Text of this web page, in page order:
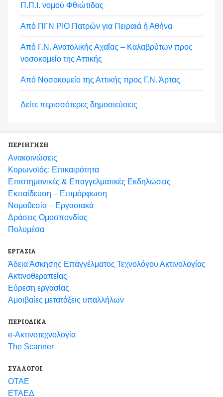
Π.Π.Ι. νομού Φθιώτιδας
Από ΠΓΝ ΡΙΟ Πατρών για Πειραιά ή Αθήνα
Από Γ.Ν. Ανατολικής Αχαΐας – Καλαβρύτων προς
νοσοκομείο της Αττικής
Από Νοσοκομείο της Αττικής προς Γ.Ν. Άρτας
Δείτε περισσότερες δημοσιεύσεις
ΠΕΡΙΗΓΗΣΗ
Ανακοινώσεις
Κορωνοϊός: Επικαιρότητα
Eπιστημονικές & Επαγγελματικές Eκδηλώσεις
Εκπαίδευση – Επιμόρφωση
Νομοθεσία – Εργασιακά
Δράσεις Ομοσπονδίας
Πολυμέσα
ΕΡΓΑΣΙΑ
Άδεια Άσκησης Επαγγέλματος Τεχνολόγου Ακτινολογίας
Ακτινοθεραπείας
Εύρεση εργασίας
Αμοιβαίες μετατάξεις υπαλλήλων
ΠΕΡΙΟΔΙΚΑ
e-Ακτινοτεχνολογία
The Scanner
ΣΥΛΛΟΓΟΙ
ΟΤΑΕ
ΕΤΑΕΔ